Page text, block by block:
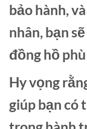
bảo hành,
nhân, bạn
đồng hồ
Hy vọng
giúp bạn có